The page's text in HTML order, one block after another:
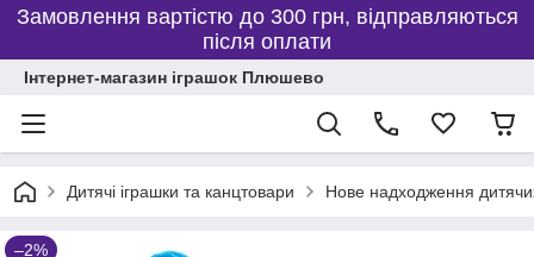
Замовлення вартістю до 300 грн, відправляються
після оплати
Інтернет-магазин іграшок Плюшево
Дитячі іграшки та канцтовари Нове надходження
–2%